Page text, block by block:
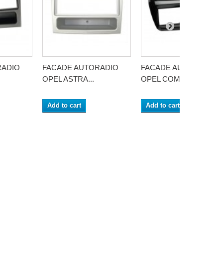
FACADE AUTORADIO
OPEL ASTRA...
Add to cart
FACADE AUTORADIO
OPEL COMBO...
Add to cart